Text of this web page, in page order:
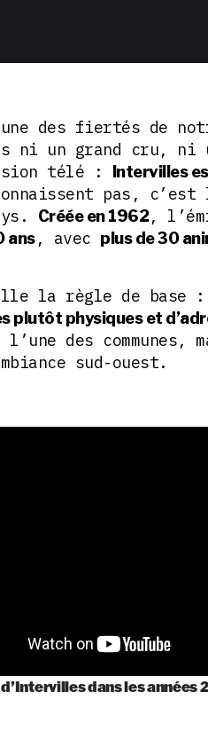
des fiertés de
ni un grand cru, ni
télé :
Intervilles
pas,
Créée en 1962,
ans, avec plus de 30
la règle de base :
plutôt physiques et
des communes,
sud-ouest.
dans les années